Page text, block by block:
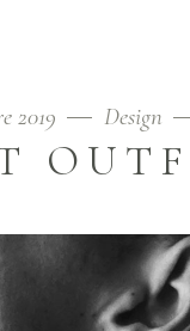
2019 Design